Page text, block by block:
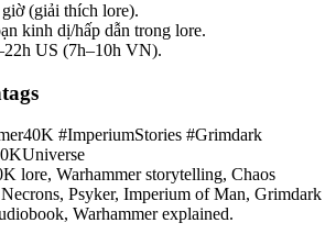
(giải thích lore).
kinh dị/hấp dẫn trong lore.
US (7h–10h VN).
#ImperiumStories #Grimdark
lore, Warhammer storytelling, Chaos
Psyker, Imperium of Man, Grimdark
Warhammer explained.